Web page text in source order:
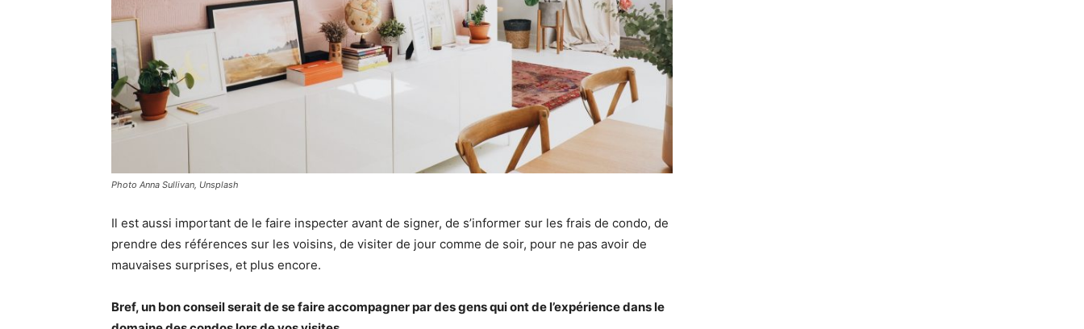
Photo Anna Sullivan, Unsplash
Il est aussi important de le faire inspecter avant de signer, de s’informer sur les frais de condo, de
prendre des références sur les voisins, de visiter de jour comme de soir, pour ne pas avoir de
mauvaises surprises, et plus encore.
Bref, un bon conseil serait de se faire accompagner par des gens qui ont de l’expérience dans le